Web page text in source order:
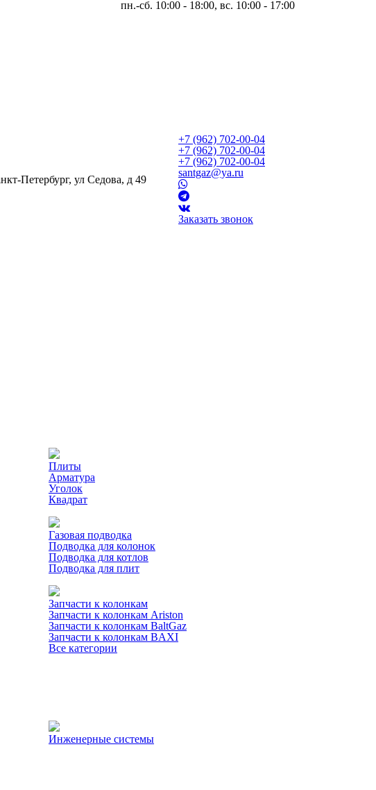
пн.-сб. 10:00 - 18:00, вс. 10:00 - 17:00
Петербург, ул Седова, д 49
+7 (962) 702-00-04
+7 (962) 702-00-04
+7 (962) 702-00-04
santgaz@ya.ru
Заказать звонок
Плиты
Арматура
Уголок
Квадрат
Газовая подводка
Подводка для колонок
Подводка для котлов
Подводка для плит
Запчасти к колонкам
Запчасти к колонкам Ariston
Запчасти к колонкам BaltGaz
Запчасти к колонкам BAXI
Все категории
Инженерные системы